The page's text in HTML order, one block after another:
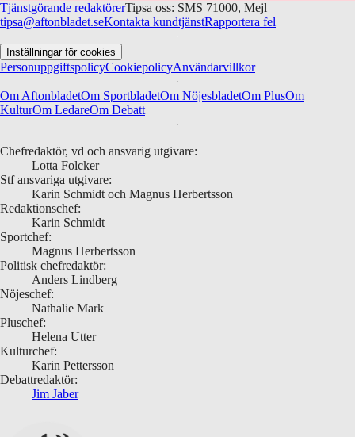
Tjänstgörande redaktörerTipsa oss: SMS 71000, Mejl
tipsa@aftonbladet.seKontakta kundtjänstRapportera fel
Inställningar för cookies
PersonuppgiftspolicyCookiepolicyAnvändarvillkor
Om AftonbladetOm SportbladetOm NöjesbladetOm PlusOm
KulturOm LedareOm Debatt
Chefredaktör, vd och ansvarig utgivare:
Lotta Folcker
Stf ansvariga utgivare:
Karin Schmidt och Magnus Herbertsson
Redaktionschef:
Karin Schmidt
Sportchef:
Magnus Herbertsson
Politisk chefredaktör:
Anders Lindberg
Nöjeschef:
Nathalie Mark
Pluschef:
Helena Utter
Kulturchef:
Karin Pettersson
Debattredaktör:
Jim Jaber